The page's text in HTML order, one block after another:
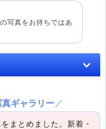
写真をお持ちではあ
ギャラリー
まとめました。新着・